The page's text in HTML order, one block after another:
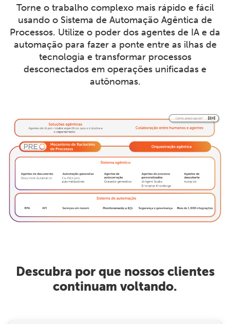
Torne o trabalho complexo mais rápido e fácil
usando o Sistema de Automação Agêntica de
Processos. Utilize o poder dos agentes de IA e da
automação para fazer a ponte entre as ilhas de
tecnologia e transformar processos
desconectados em operações unificadas e
autônomas.
Descubra por que nossos clientes
continuam voltando.